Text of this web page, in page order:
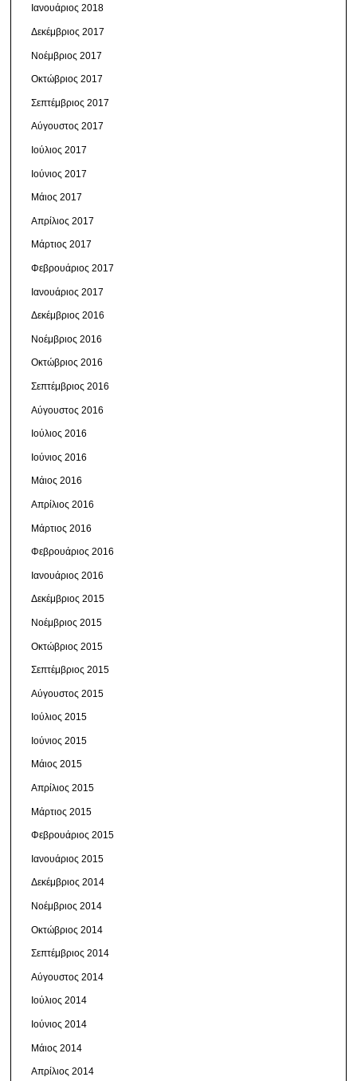
Ιανουάριος 2018
Δεκέμβριος 2017
Νοέμβριος 2017
Οκτώβριος 2017
Σεπτέμβριος 2017
Αύγουστος 2017
Ιούλιος 2017
Ιούνιος 2017
Μάιος 2017
Απρίλιος 2017
Μάρτιος 2017
Φεβρουάριος 2017
Ιανουάριος 2017
Δεκέμβριος 2016
Νοέμβριος 2016
Οκτώβριος 2016
Σεπτέμβριος 2016
Αύγουστος 2016
Ιούλιος 2016
Ιούνιος 2016
Μάιος 2016
Απρίλιος 2016
Μάρτιος 2016
Φεβρουάριος 2016
Ιανουάριος 2016
Δεκέμβριος 2015
Νοέμβριος 2015
Οκτώβριος 2015
Σεπτέμβριος 2015
Αύγουστος 2015
Ιούλιος 2015
Ιούνιος 2015
Μάιος 2015
Απρίλιος 2015
Μάρτιος 2015
Φεβρουάριος 2015
Ιανουάριος 2015
Δεκέμβριος 2014
Νοέμβριος 2014
Οκτώβριος 2014
Σεπτέμβριος 2014
Αύγουστος 2014
Ιούλιος 2014
Ιούνιος 2014
Μάιος 2014
Απρίλιος 2014